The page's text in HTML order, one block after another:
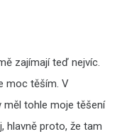
zajímají teď nejvíc.
moc těším. V
měl tohle moje těšení
hlavně proto, že tam